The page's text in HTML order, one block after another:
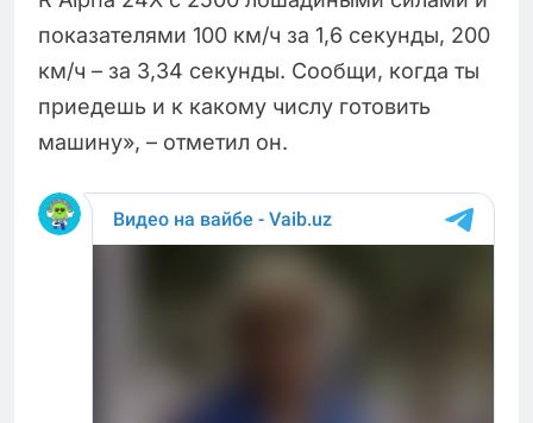
показателями 100 км/ч за 1,6 секунды, 200
км/ч – за 3,34 секунды. Сообщи, когда ты
приедешь и к какому числу готовить
машину», – отметил он.